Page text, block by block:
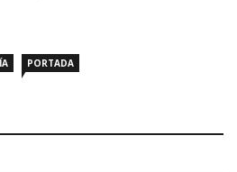
PORTADA
a ladrones de